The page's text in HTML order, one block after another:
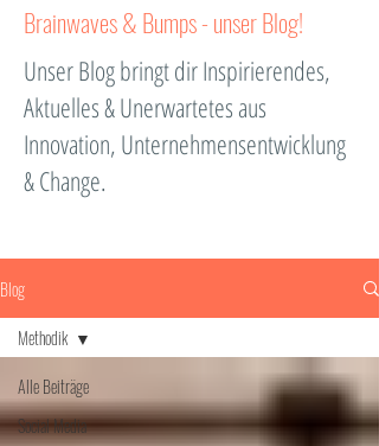
Brainwaves & Bumps - unser Blog!
Unser Blog bringt dir Inspirierendes,
Aktuelles & Unerwartetes aus
Innovation, Unternehmensentwicklung
& Change.
Blog
Alle Beiträge
Social Media
Methodik